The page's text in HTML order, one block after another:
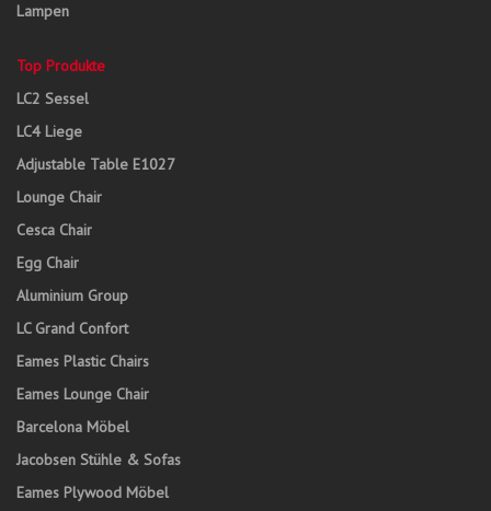
Lampen
Top Produkte
LC2 Sessel
LC4 Liege
Adjustable Table E1027
Lounge Chair
Cesca Chair
Egg Chair
Aluminium Group
LC Grand Confort
Eames Plastic Chairs
Eames Lounge Chair
Barcelona Möbel
Jacobsen Stühle & Sofas
Eames Plywood Möbel